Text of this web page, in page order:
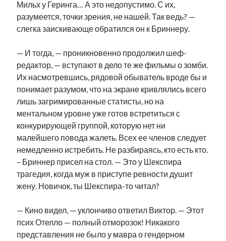
Мильх у Геринга… А это недопустимо. С их,
разумеется, точки зрения, не нашей. Так ведь? —
слегка заискивающе обратился он к Бриннеру.
— И тогда, — проникновенно продолжил шеф-
редактор, — вступают в дело те же фильмы о зомби.
Их насмотревшись, рядовой обыватель вроде бы и
понимает разумом, что на экране кривлялись всего
лишь загримированные статисты, но на
ментальном уровне уже готов встретиться с
конкурирующей группой, которую нет ни
малейшего повода жалеть. Всех ее членов следует
немедленно истребить. Не разбираясь, кто есть кто.
– Бриннер присел на стол. — Это у Шекспира
трагедия, когда муж в приступе ревности душит
жену. Новичок, ты Шекспира-то читал?
— Кино видел, — уклончиво ответил Виктор. — Этот
псих Отелло — полный отморозок! Никакого
представления не было у мавра о гендерном